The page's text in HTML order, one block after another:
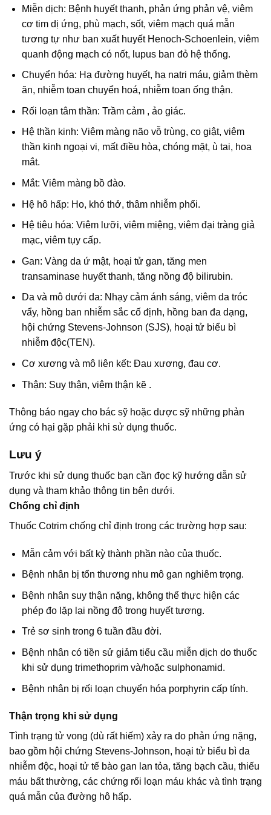
Miễn dịch: Bệnh huyết thanh, phản ứng phản vệ, viêm
cơ tim dị ứng, phù mạch, sốt, viêm mạch quá mẫn
tương tự như ban xuất huyết Henoch-Schoenlein, viêm
quanh động mạch có nốt, lupus ban đỏ hệ thống.
Chuyển hóa: Hạ đường huyết, hạ natri máu, giảm thèm
ăn, nhiễm toan chuyển hoá, nhiễm toan ống thận.
Rối loạn tâm thần: Trầm cảm , ảo giác.
Hệ thần kinh: Viêm màng não vỗ trùng, co giật, viêm
thần kinh ngoại vi, mất điều hòa, chóng mặt, ù tai, hoa
mắt.
Mắt: Viêm màng bồ đào.
Hệ hô hấp: Ho, khó thở, thâm nhiễm phổi.
Hệ tiêu hóa: Viêm lưỡi, viêm miệng, viêm đại tràng giả
mạc, viêm tụy cấp.
Gan: Vàng da ứ mật, hoại tử gan, tăng men
transaminase huyết thanh, tăng nồng độ bilirubin.
Da và mô dưới da: Nhạy cảm ánh sáng, viêm da tróc
vẩy, hồng ban nhiễm sắc cố định, hồng ban đa dạng,
hội chứng Stevens-Johnson (SJS), hoại tử biểu bì
nhiễm độc(TEN).
Cơ xương và mô liên kết: Đau xương, đau cơ.
Thận: Suy thận, viêm thận kẽ .
Thông báo ngay cho bác sỹ hoặc dược sỹ những phản
ứng có hại gặp phải khi sử dụng thuốc.
Lưu ý
Trước khi sử dụng thuốc bạn cần đọc kỹ hướng dẫn sử
dụng và tham khảo thông tin bên dưới.
Chống chỉ định
Thuốc Cotrim chống chỉ định trong các trường hợp sau:
Mẫn cảm với bất kỳ thành phần nào của thuốc.
Bệnh nhân bị tổn thương nhu mô gan nghiêm trọng.
Bệnh nhân suy thận nặng, không thể thực hiện các
phép đo lặp lại nồng độ trong huyết tương.
Trẻ sơ sinh trong 6 tuần đầu đời.
Bệnh nhân có tiền sử giảm tiểu cầu miễn dịch do thuốc
khi sử dụng trimethoprim và/hoặc sulphonamid.
Bệnh nhân bị rối loạn chuyển hóa porphyrin cấp tính.
Thận trọng khi sử dụng
Tình trạng tử vong (dù rất hiếm) xảy ra do phản ứng nặng,
bao gồm hội chứng Stevens-Johnson, hoại tử biểu bì da
nhiễm độc, hoại tử tế bào gan lan tỏa, tăng bạch cầu, thiếu
máu bất thường, các chứng rối loạn máu khác và tình trạng
quá mẫn của đường hô hấp.